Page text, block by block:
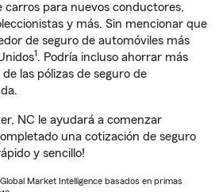
carros para nuevos conductores,
y más. Sin mencionar que
de seguro de automóviles más
1. Podría incluso ahorrar más
las pólizas de seguro de
NC le ayudará a comenzar
una cotización de seguro
y sencillo!
Market Intelligence basados en primas